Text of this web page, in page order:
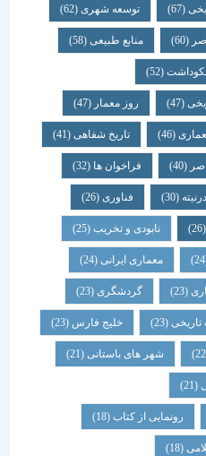
توسعه شهری(62)
منابع طبیعی(58)
(52)
روز معمار(47)
تاریخ شفاهی (41)
فراخوان ها (32)
فناوری (26)
نابودی و تخریب(25)
معماری ایرانی(24)
گردشگری (23)
(23) خلیج فارس(23)
شهر های باستانی (21)
از کتاب (18)